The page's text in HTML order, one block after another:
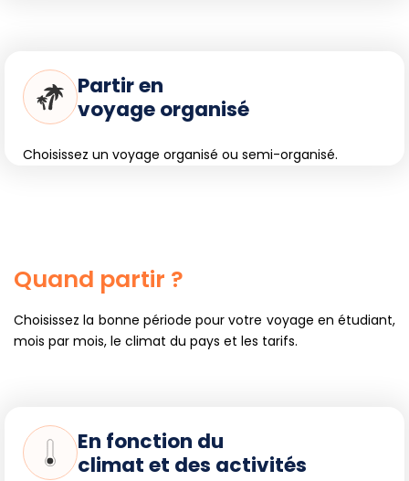
Partir en
voyage organisé
Choisissez un voyage organisé ou semi-organisé.
Quand partir ?
Choisissez la bonne période pour votre voyage en étudiant,
mois par mois, le climat du pays et les tarifs.
En fonction du
climat et des activités